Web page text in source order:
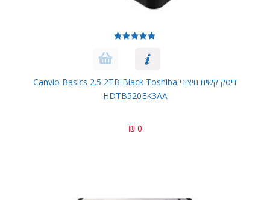
דיסק קשיח חיצוני Canvio Basics 2.5 2TB Black Toshiba
HDTB520EK3AA
0 ₪